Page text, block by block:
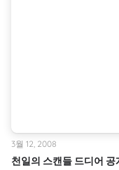
천일의 스캔들 드디어
3월 12, 2008